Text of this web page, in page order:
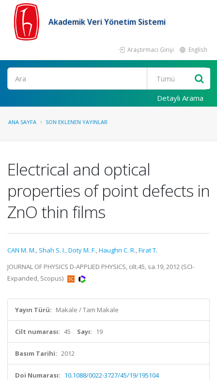
Akademik Veri Yönetim Sistemi
Araştırmacı Girişi English
Ara
Detaylı Arama
ANA SAYFA SON EKLENEN YAYINLAR
Electrical and optical
properties of point defects in
ZnO thin films
CAN M. M., Shah S. I.,Doty M. F.,Haughn C. R.,Firat T.
JOURNAL OF PHYSICS D-APPLIED PHYSICS, cilt.45, sa.19, 2012 (SCI-
Expanded, Scopus)
Yayın Türü: Makale / Tam Makale
Cilt numarası: 45 Sayı: 19
Basım Tarihi: 2012
Doi Numarası: 10.1088/0022-3727/45/19/195104